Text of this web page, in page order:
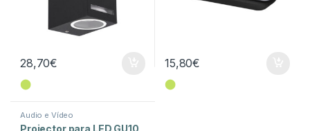
28,70€
⬤
15,80€
⬤
Audio e Vídeo